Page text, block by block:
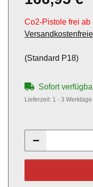
Co2-Pistole frei ab
(Standard P18)
Sofort
Lieferzeit: 1 - 3 Werktage